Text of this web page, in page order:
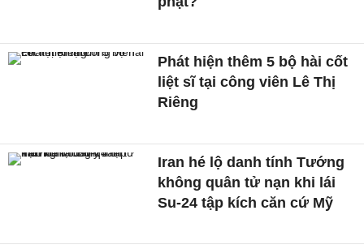
Phát hiện thêm 5 bộ hài cốt
liệt sĩ tại công viên Lê Thị
Riêng
Iran hé lộ danh tính Tướng
không quân tử nạn khi lái
Su-24 tập kích căn cứ Mỹ